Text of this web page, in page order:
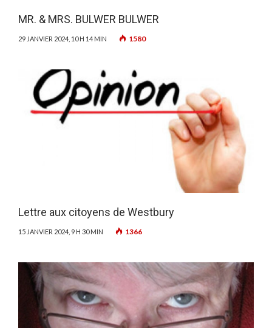
MR. & MRS. BULWER BULWER
29 JANVIER 2024, 10 H 14 MIN 1580
Lettre aux citoyens de Westbury
15 JANVIER 2024, 9 H 30 MIN 1366